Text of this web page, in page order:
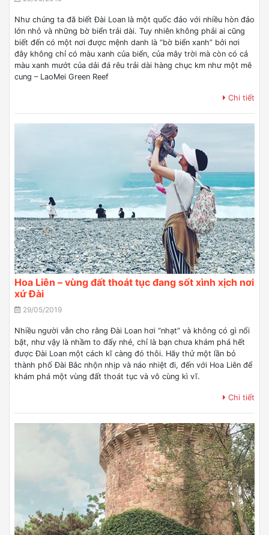
Như chúng ta đã biết Đài Loan là một quốc đảo với nhiều hòn đảo
lớn nhỏ và những bờ biển trải dài. Tuy nhiên không phải ai cũng
biết đến có một nơi được mệnh danh là “bờ biển xanh” bởi nơi
đây không chỉ có màu xanh của biển, của mây trời mà còn có cả
màu xanh mướt của dải đá rêu trải dài hàng chục km như một mê
cung – LaoMei Green Reef
Chi tiết
Hoa Liên – vùng đất thoát tục đang sốt xình xịch nơi
xứ Đài
29/05/2019
Nhiều người vẫn cho rằng Đài Loan hơi “nhạt” và không có gì nổi
bật, như vậy là nhầm to đấy nhé, chỉ là bạn chưa khám phá hết
được Đài Loan một cách kĩ càng đó thôi. Hãy thử một lần bỏ
thành phố Đài Bắc nhộn nhịp và náo nhiệt đi, đến với Hoa Liên để
khám phá một vùng đất thoát tục và vô cùng kì vĩ.
Chi tiết